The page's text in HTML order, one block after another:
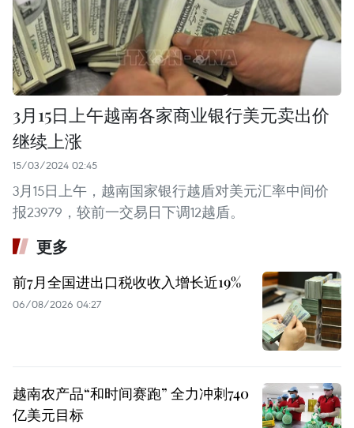
3月15日上午越南各家商业银行美元卖出价
继续上涨
15/03/2024 02:45
3月15日上午，越南国家银行越盾对美元汇率中间价
报23979，较前一交易日下调12越盾。
更多
前7月全国进出口税收收入增长近19%
06/08/2026 04:27
越南农产品“和时间赛跑” 全力冲刺740
亿美元目标